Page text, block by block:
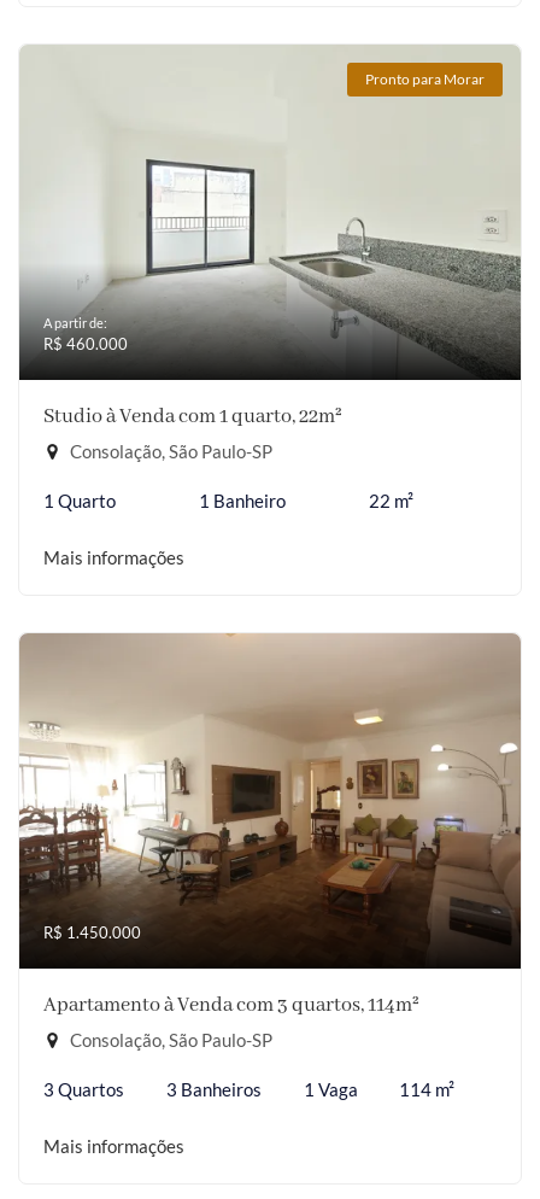
Pronto para Morar
A partir de:
R$ 460.000
Studio à Venda com 1 quarto, 22m²
Consolação, São Paulo-SP
1 Quarto 1 Banheiro 22 m²
Mais informações
R$ 1.450.000
Apartamento à Venda com 3 quartos, 114m²
Consolação, São Paulo-SP
3 Quartos 3 Banheiros 1 Vaga 114 m²
Mais informações